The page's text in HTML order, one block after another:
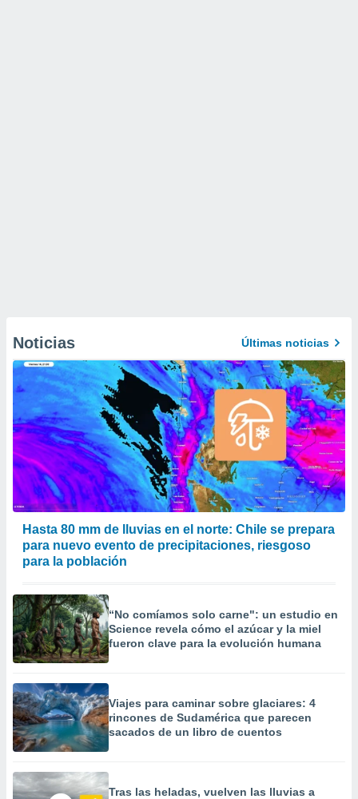
Noticias Últimas noticias
Hasta 80 mm de lluvias en el norte: Chile se prepara
para nuevo evento de precipitaciones, riesgoso
para la población
“No comíamos solo carne": un estudio en
Science revela cómo el azúcar y la miel
fueron clave para la evolución humana
Viajes para caminar sobre glaciares: 4
rincones de Sudamérica que parecen
sacados de un libro de cuentos
Tras las heladas, vuelven las lluvias a